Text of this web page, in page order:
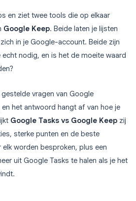
en ziet twee tools die op elkaar
Google Keep. Beide laten je lijsten
in je Google-account. Beide zijn
nodig, en is het de moeite waard
vragen van Google
het antwoord hangt af van hoe je
Google Tasks vs Google Keep zij
sterke punten en de beste
elk worden besproken, plus een
uit Google Tasks te halen als je het